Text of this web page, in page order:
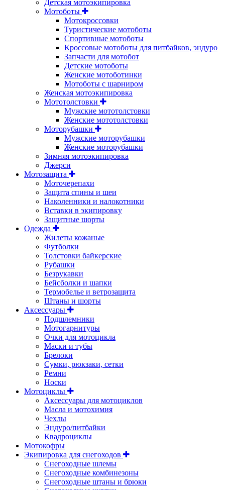
Детская мотоэкипировка
Мотоботы
Мотокроссовки
Туристические мотоботы
Спортивные мотоботы
Кроссовые мотоботы для питбайков, эндуро
Запчасти для мотобот
Детские мотоботы
Женские мотоботинки
Мотоботы с шарниром
Женская мотоэкипировка
Мототолстовки
Мужские мототолстовки
Женские мототолстовки
Моторубашки
Мужские моторубашки
Женские моторубашки
Зимняя мотоэкипировка
Джерси
Мотозащита
Моточерепахи
Защита спины и шеи
Наколенники и налокотники
Вставки в экипировку
Защитные шорты
Одежда
Жилеты кожаные
Футболки
Толстовки байкерские
Рубашки
Безрукавки
Бейсболки и шапки
Термобелье и ветрозащита
Штаны и шорты
Аксессуары
Подшлемники
Мотогарнитуры
Очки для мотоцикла
Маски и тубы
Брелоки
Сумки, рюкзаки, сетки
Ремни
Носки
Мотоциклы
Аксессуары для мотоциклов
Масла и мотохимия
Чехлы
Эндуро/питбайки
Квадроциклы
Мотокофры
Экипировка для снегоходов
Снегоходные шлемы
Снегоходные комбинезоны
Снегоходные штаны и брюки